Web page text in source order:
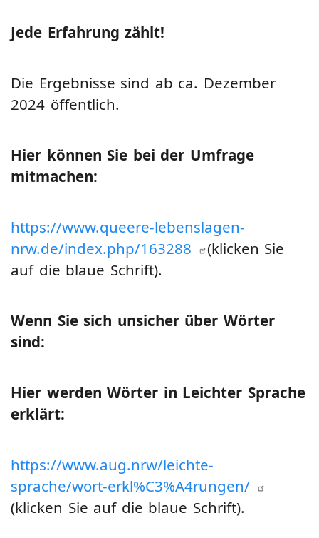
Jede Erfahrung zählt!
Die Ergebnisse sind ab ca. Dezember
2024 öffentlich.
Hier können Sie bei der Umfrage
mitmachen:
https://www.queere-lebenslagen-
nrw.de/index.php/163288
(klicken Sie
auf die blaue Schrift).
Wenn Sie sich unsicher über Wörter
sind:
Hier werden Wörter in Leichter Sprache
erklärt:
https://www.aug.nrw/leichte-
sprache/wort-erkl%C3%A4rungen/
(klicken Sie auf die blaue Schrift).